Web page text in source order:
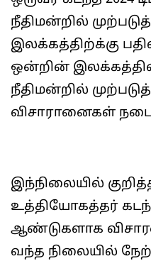
நீதிமன்றில்
இலக்கத்திற்க்கு
ஒன்றின்
நீதிமன்றில்
விசாரானைகள்
இந்நிலையில்
உத்தியோகத்தர்
ஆண்டுகளாக
வந்த நிலையில்